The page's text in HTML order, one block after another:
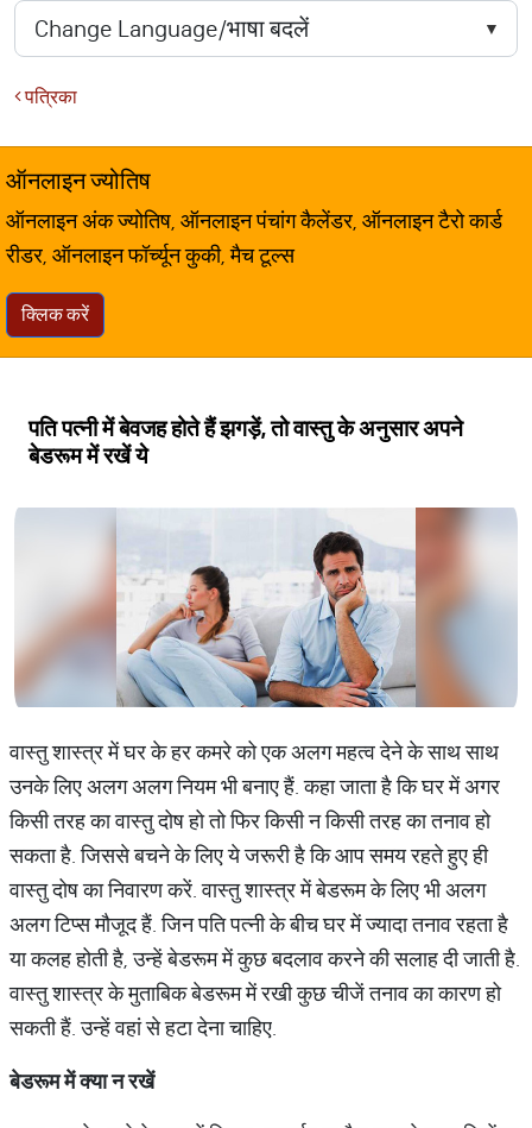
पत्रिका
ऑनलाइन ज्योतिष
ऑनलाइन अंक ज्योतिष, ऑनलाइन पंचांग कैलेंडर, ऑनलाइन टैरो कार्ड
रीडर, ऑनलाइन फॉर्च्यून कुकी, मैच टूल्स
क्लिक करें
पति पत्नी में बेवजह होते हैं झगड़ें, तो वास्तु के अनुसार अपने
बेडरूम में रखें ये
वास्तु शास्त्र में घर के हर कमरे को एक अलग महत्व देने के साथ साथ
उनके लिए अलग अलग नियम भी बनाए हैं. कहा जाता है कि घर में अगर
किसी तरह का वास्तु दोष हो तो फिर किसी न किसी तरह का तनाव हो
सकता है. जिससे बचने के लिए ये जरूरी है कि आप समय रहते हुए ही
वास्तु दोष का निवारण करें. वास्तु शास्त्र में बेडरूम के लिए भी अलग
अलग टिप्स मौजूद हैं. जिन पति पत्नी के बीच घर में ज्यादा तनाव रहता है
या कलह होती है, उन्हें बेडरूम में कुछ बदलाव करने की सलाह दी जाती है.
वास्तु शास्त्र के मुताबिक बेडरूम में रखी कुछ चीजें तनाव का कारण हो
सकती हैं. उन्हें वहां से हटा देना चाहिए.
बेडरूममेंक्यानरखें